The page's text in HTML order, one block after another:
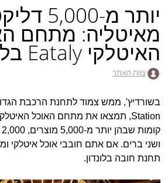
יותר מ-
מאיטליה: מתחם
האיטלקי Eataly בלונדון
צוות האתר
Station, תמצאו את מתחם האוכל האיטלקי
ושני ברים. אם אתם חובבי אוכל איטלקי
תחנת חובה בלונדון.